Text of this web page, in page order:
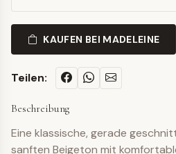
KAUFEN BEI MADELEINE
Teilen:
Beschreibung
Eine klassische, gerade
sanften Beigeton mit